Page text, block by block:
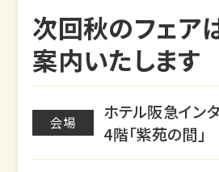
次回秋のフェア
案内いたします
会場
ホテル阪急イン
4階「紫苑の間」